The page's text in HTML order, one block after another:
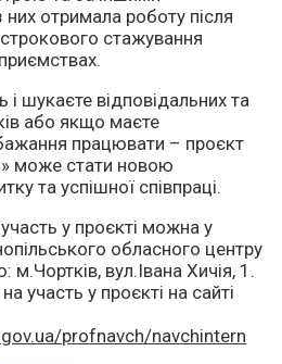
отримала роботу після
стажування
шукаєте відповідальних та
або якщо маєте
працювати – проєкт
може стати новою
та успішної співпраці.
у проєкті можна у
обласного центру
м.Чортків, вул.Івана Хичія, 1.
участь у проєкті на сайті
profnavch/navchintern